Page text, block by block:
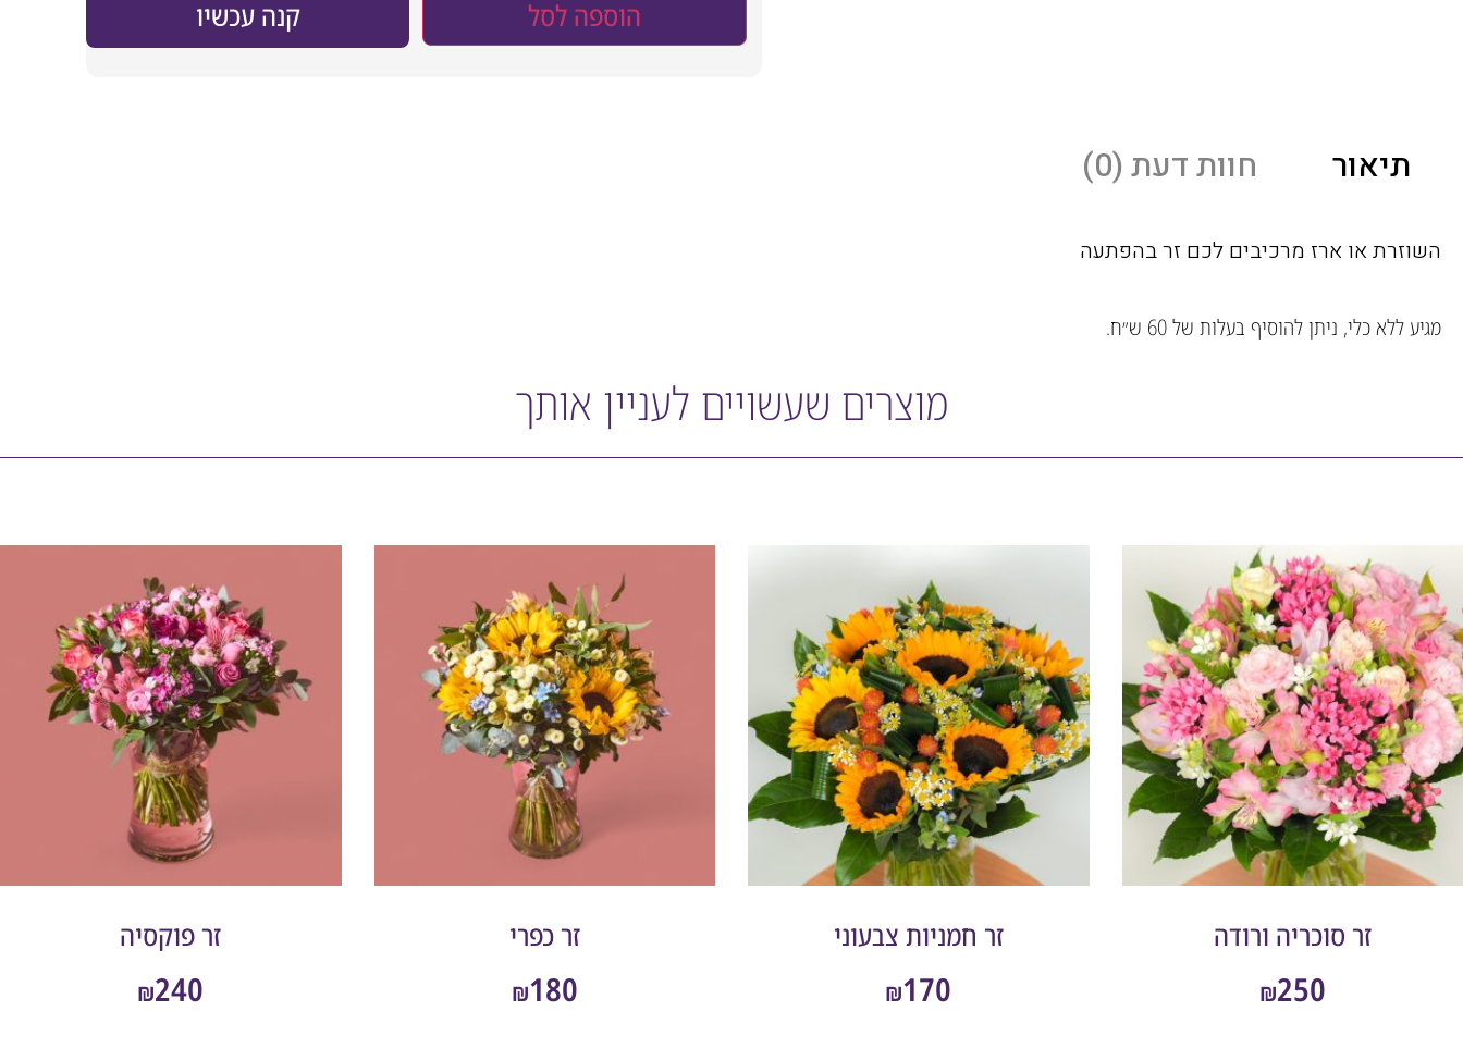
הוספה לסל קנה עכשיו
תיאור חוות דעת (0)
השוזרת או ארז מרכיבים לכם זר בהפתעה
מגיע ללא כלי, ניתן להוסיף בעלות של 60 ש״ח.
מוצרים שעשויים לעניין אותך
זר סוכריה ורודה
₪250
זר חמניות צבעוני
₪170
זר כפרי
₪180
זר פוקסיה
₪240